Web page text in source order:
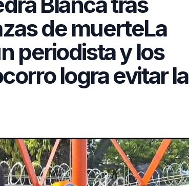
de muerteLa
periodista y los
logra evitar la